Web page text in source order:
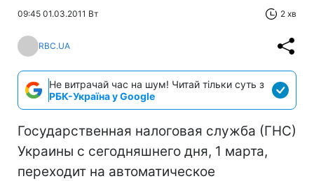
09:45 01.03.2011 Вт 2 хв
RBC.UA
Не витрачай час на шум! Читай тільки суть з
РБК-Україна у Google
Государственная налоговая служба (ГНС)
Украины с сегодняшнего дня, 1 марта,
переходит на автоматическое